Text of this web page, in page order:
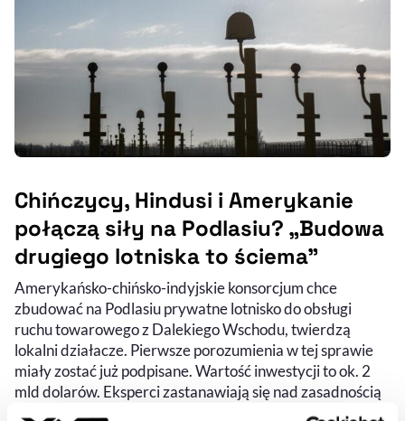
Chińczycy, Hindusi i Amerykanie
połączą siły na Podlasiu? „Budowa
drugiego lotniska to ściema”
Amerykańsko-chińsko-indyjskie konsorcjum chce
zbudować na Podlasiu prywatne lotnisko do obsługi
ruchu towarowego z Dalekiego Wschodu, twierdzą
lokalni działacze. Pierwsze porozumienia w tej sprawie
miały zostać już podpisane. Wartość inwestycji to ok. 2
mld dolarów. Eksperci zastanawiają się nad zasadnością